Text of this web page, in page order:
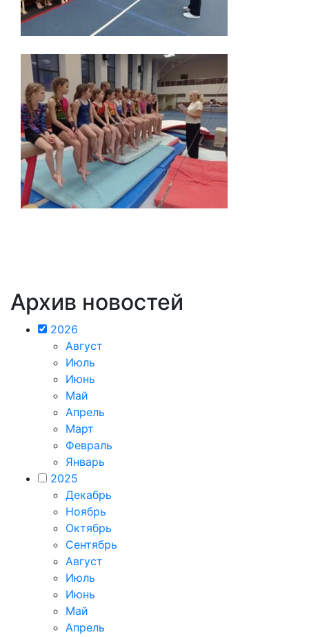
Архив новостей
2026
Август
Июль
Июнь
Май
Апрель
Март
Февраль
Январь
2025
Декабрь
Ноябрь
Октябрь
Сентябрь
Август
Июль
Июнь
Май
Апрель